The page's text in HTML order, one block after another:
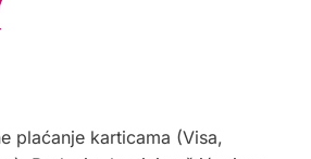
plaćanje karticama (Visa,